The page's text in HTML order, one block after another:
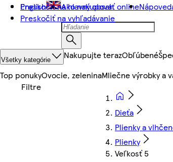
Preskočiť na hlavný obsah
Preskočiť na vyhľadávanie
English Ako nakupovať online
Všetky kategórie Nakupujte terazObľúbené
Top ponukyOvocie, zeleninaMliečne výrobky a
Dieťa
Plienky a
Plienky
Veľkosť 5